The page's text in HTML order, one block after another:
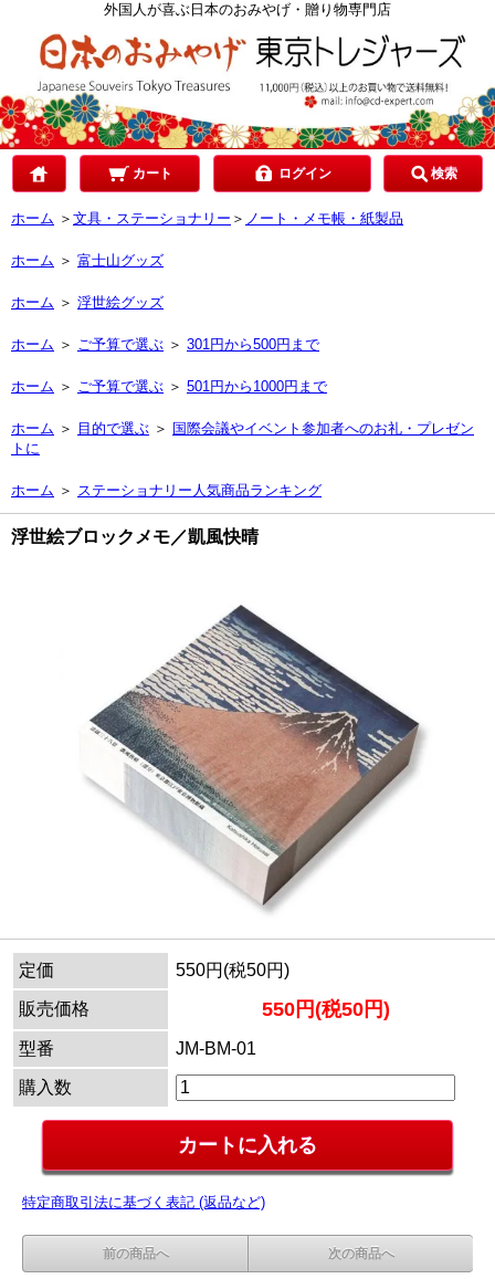
外国人が喜ぶ日本のおみやげ・贈り物専門店
カート ログイン 検索
ホーム ＞ 文具・ステーショナリー ＞ ノート・メモ帳・紙製品
ホーム ＞ 富士山グッズ
ホーム ＞ 浮世絵グッズ
ホーム ＞ ご予算で選ぶ ＞ 301円から500円まで
ホーム ＞ ご予算で選ぶ ＞ 501円から1000円まで
ホーム ＞ 目的で選ぶ ＞ 国際会議やイベント参加者へのお礼・プレゼン
トに
ホーム ＞ ステーショナリー人気商品ランキング
浮世絵ブロックメモ／凱風快晴
定価 550円(税50円)
販売価格 550円(税50円)
型番 JM-BM-01
購入数
特定商取引法に基づく表記 (返品など)
前の商品へ 次の商品へ
ご予算で選ぶ
贈り先で選ぶ